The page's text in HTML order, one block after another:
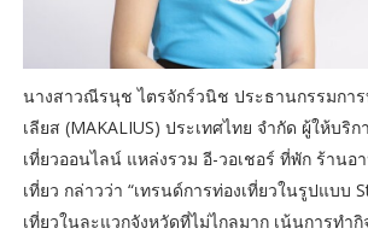
นางสาวณีรนุช ไตรจักร์วนิช ประธานกรรมกา
เลียส (MAKALIUS) ประเทศไทย จำกัด ผู้ให้บริ
เที่ยวออนไลน์ แหล่งรวม อี-วอเชอร์ ที่พัก ร้านอ
เที่ยว กล่าวว่า “เทรนด์การท่องเที่ยวในรูปแบบ
เที่ยวในละแวกจังหวัดที่ไม่ไกลมาก เน้นการทำ